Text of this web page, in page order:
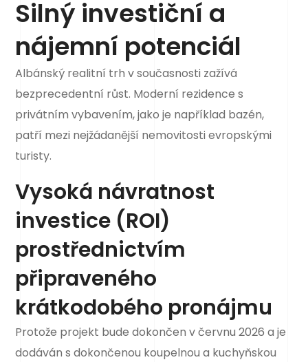
Silný investiční a
nájemní potenciál
Albánský realitní trh v současnosti zažívá
bezprecedentní růst. Moderní rezidence s
privátním vybavením, jako je například bazén,
patří mezi nejžádanější nemovitosti evropskými
turisty.
Vysoká návratnost
investice (ROI)
prostřednictvím
připraveného
krátkodobého pronájmu
Protože projekt bude dokončen v červnu 2026 a je
dodáván s dokončenou koupelnou a kuchyňskou